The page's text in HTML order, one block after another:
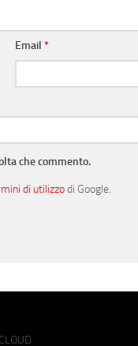
Email*
che commento.
di utilizzodi Google.